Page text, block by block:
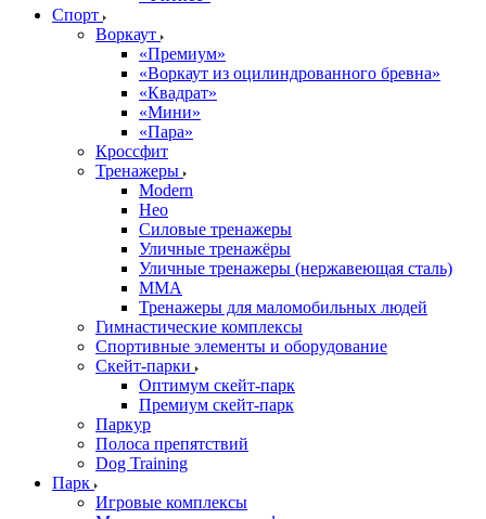
Спорт
Воркаут
«Премиум»
«Воркаут из оцилиндрованного бревна»
«Квадрат»
«Мини»
«Пара»
Кроссфит
Тренажеры
Modern
Нео
Силовые тренажеры
Уличные тренажёры
Уличные тренажеры (нержавеющая сталь)
ММА
Тренажеры для маломобильных людей
Гимнастические комплексы
Спортивные элементы и оборудование
Скейт-парки
Оптимум скейт-парк
Премиум скейт-парк
Паркур
Полоса препятствий
Dog Training
Парк
Игровые комплексы